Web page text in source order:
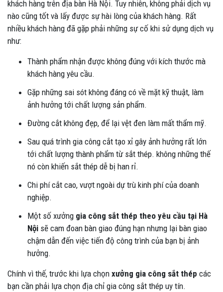
khách hàng trên địa bàn Hà Nội. Tuy nhiên, không phải dịch vụ
nào cũng tốt và lấy được sự hài lòng của khách hàng. Rất
nhiều khách hàng đã gặp phải những sự cố khi sử dụng dịch vụ
như:
Thành phẩm nhận được không đúng với kích thước mà
khách hàng yêu cầu.
Gặp những sai sót không đáng có về mặt kỹ thuật, làm
ảnh hưởng tới chất lượng sản phẩm.
Đường cắt không đẹp, để lại vệt đen làm mất thẩm mỹ.
Sau quá trình gia công cắt tạo xỉ gây ảnh hưởng rất lớn
tới chất lượng thành phẩm từ sắt thép. không những thế
nó còn khiến sắt thép dễ bị han rỉ.
Chi phí cắt cao, vượt ngoài dự trù kinh phí của doanh
nghiệp.
Một số xưởng gia công sắt thép theo yêu cầu tại Hà
Nội sẽ cam đoan bàn giao đúng hạn nhưng lại bàn giao
chậm dẫn đến việc tiến độ công trình của bạn bị ảnh
hưởng.
Chính vì thế, trước khi lựa chọn xưởng gia công sắt thép các
bạn cần phải lựa chọn địa chỉ gia công sắt thép uy tín.